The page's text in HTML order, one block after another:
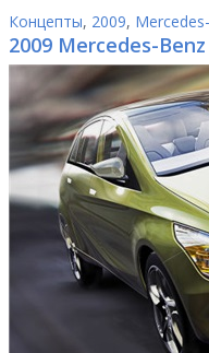
Концепты, 2009,
2009 Mercedes-